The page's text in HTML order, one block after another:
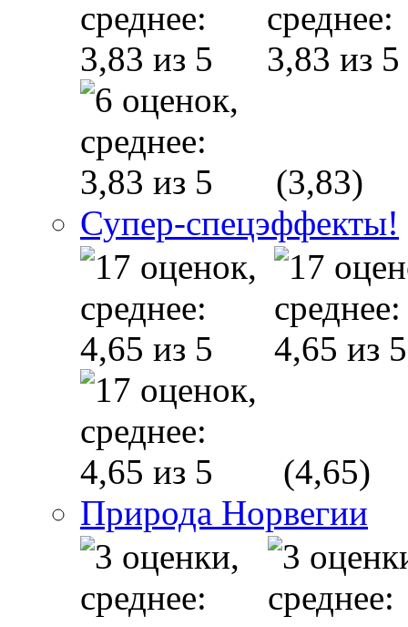
(3,83)
Супер-спецэффекты!
(4,65)
Природа Норвегии